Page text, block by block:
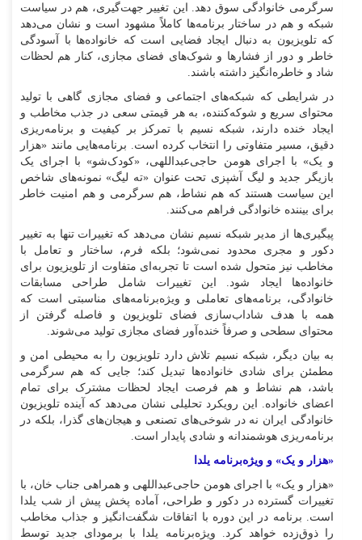
سرگرمی خانوادگی سوق دهد. این تغییر جهت‌گیری، هم در سیاست
شبکه و هم در ساختار برنامه‌ها کاملاً مشهود است و نشان می‌دهد
که تلویزیون به دنبال ایجاد فضایی است که خانواده‌ها با آسودگی
خاطر و دور از فشار‌ها و شوک‌های فضای مجازی، کنار هم لحظات
شاد و خاطره‌انگیز داشته باشند.
در شرایطی که شبکه‌های اجتماعی و فضای مجازی گاهی با تولید
محتوای سریع و شوکه‌کننده، به هر قیمتی سعی در جذب مخاطب و
ایجاد خنده دارند، شبکه نسیم با تمرکز بر کیفیت و برنامه‌ریزی
دقیق، مسیر متفاوتی را انتخاب کرده است. برنامه‌هایی مانند «هزار
و یک» با اجرای هومن حاجی‌عبداللهی، «کودک‌شو» با اجرای یک
بازیگر جدید و لیگ آشپزی تحت عنوان «ته لیگ» نمونه‌های شاخص
این سیاست هستند که هم نشاط، هم سرگرمی و هم امنیت خاطر
برای بیننده خانوادگی فراهم می‌کنند.
پیگیری‌ها از مدیر شبکه نسیم نشان می‌دهد که تغییرات تنها به تغییر
دکور و مجری محدود نمی‌شود؛ بلکه فرم، ساختار و تعامل با
مخاطب نیز متحول شده است تا تجربه‌ای متفاوت از تلویزیون برای
خانواده‌ها ایجاد شود. این تغییرات شامل طراحی مسابقات
خانوادگی، برنامه‌های تعاملی و ویژه‌برنامه‌های مناسبتی است که
همه با هدف شاداب‌سازی فضای تلویزیون و فاصله گرفتن از
محتوای سطحی و صرفاً خنده‌آور فضای مجازی تولید می‌شوند.
به بیان دیگر، شبکه نسیم تلاش دارد تلویزیون را به محیطی امن و
مطمئن برای شادی خانواده‌ها تبدیل کند؛ جایی که هم سرگرمی
باشد، هم نشاط و هم فرصت ایجاد لحظات مشترک برای تمام
اعضای خانواده. این رویکرد تحلیلی نشان می‌دهد که آینده تلویزیون
خانوادگی ایران نه در شوخی‌های تصنعی و هیجان‌های گذرا، بلکه در
برنامه‌ریزی هوشمندانه و شادی پایدار است.
«هزار و یک» و ویژه‌برنامه یلدا
«هزار و یک» با اجرای هومن حاجی‌عبداللهی و همراهی جناب خان، با
تغییرات گسترده در دکور و طراحی، آماده پخش پیش از شب یلدا
است. برنامه در این دوره با اتفاقات شگفت‌انگیز و جذاب مخاطب
را ذوق‌زده خواهد کرد. ویژه‌برنامه یلدا با برمودای جدید توسط